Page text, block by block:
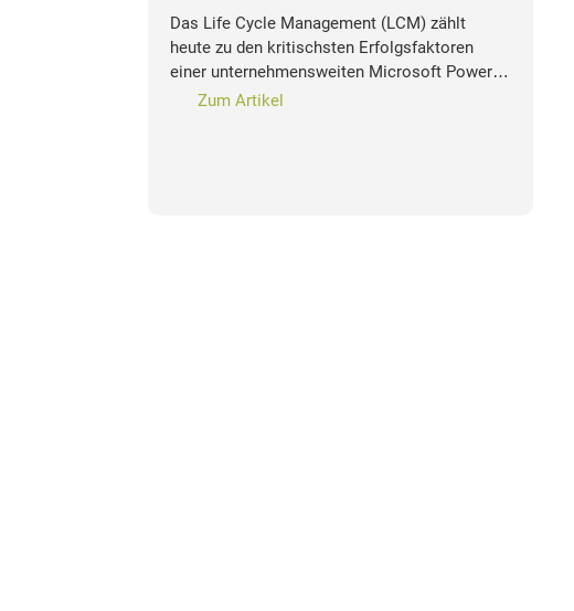
Das Life Cycle Management (LCM) zählt
heute zu den kritischsten Erfolgsfaktoren
einer unternehmensweiten Microsoft Power…
Zum Artikel